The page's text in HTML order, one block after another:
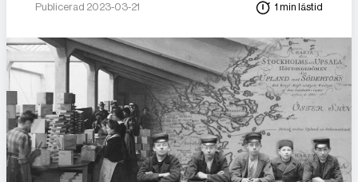
Publicerad 2023-03-21 1 min lästid